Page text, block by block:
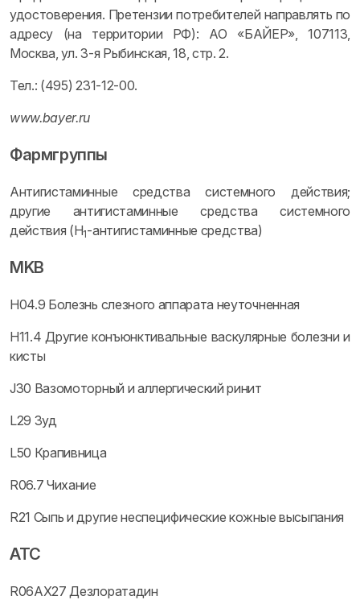
удостоверения. Претензии потребителей направлять по
адресу (на территории РФ): АО «БАЙЕР», 107113,
Москва, ул. 3-я Рыбинская, 18, стр. 2.
Тел.: (495) 231-12-00.
www.bayer.ru
Фармгруппы
Антигистаминные средства системного действия;
другие антигистаминные средства системного
действия (H1-антигистаминные средства)
MKB
H04.9 Болезнь слезного аппарата неуточненная
H11.4 Другие конъюнктивальные васкулярные болезни и
кисты
J30 Вазомоторный и аллергический ринит
L29 Зуд
L50 Крапивница
R06.7 Чихание
R21 Сыпь и другие неспецифические кожные высыпания
ATC
R06AX27 Дезлоратадин